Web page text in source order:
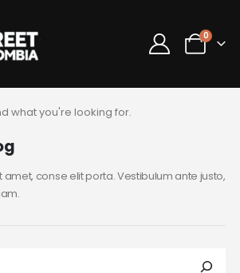
0
what you're looking for.
amet, conse elit porta. Vestibulum ante justo,